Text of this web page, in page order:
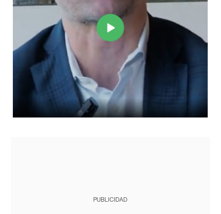
PUBLICIDAD